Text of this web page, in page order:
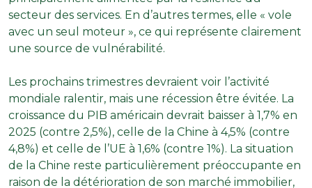
secteur des services. En d’autres termes, elle « vole
avec un seul moteur », ce qui représente clairement
une source de vulnérabilité.
Les prochains trimestres devraient voir l’activité
mondiale ralentir, mais une récession être évitée. La
croissance du PIB américain devrait baisser à 1,7% en
2025 (contre 2,5%), celle de la Chine à 4,5% (contre
4,8%) et celle de l’UE à 1,6% (contre 1%). La situation
de la Chine reste particulièrement préoccupante en
raison de la détérioration de son marché immobilier,